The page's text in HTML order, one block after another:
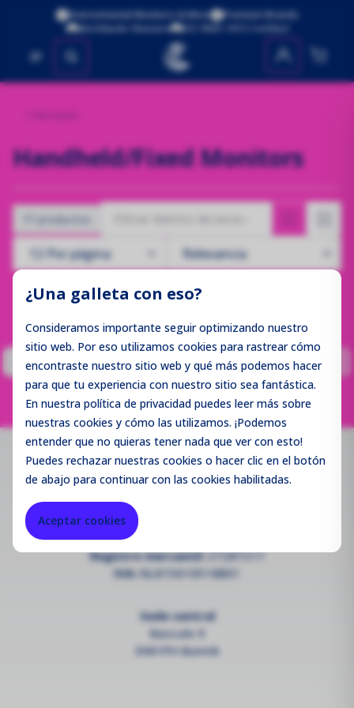
¿Una galleta con eso?
Consideramos importante seguir optimizando nuestro
sitio web. Por eso utilizamos cookies para rastrear cómo
encontraste nuestro sitio web y qué más podemos hacer
para que tu experiencia con nuestro sitio sea fantástica.
En nuestra política de privacidad puedes leer más sobre
nuestras cookies y cómo las utilizamos. ¡Podemos
entender que no quieras tener nada que ver con esto!
Puedes rechazarnuestras cookies o hacer clic en el botón
de abajo para continuar con las cookies habilitadas.
Aceptar cookies
Environmental Monitors & More
Premium Brands
Worldwide Shipping
ISO 9001:2015 Certified
No se encontraron productos
Handheld/Fixed Monitors
77 productos
Anterior
Página 1 2 ... 5 6 Estás en la
7 Siguiente
Página
Contacto
info@enviromen.com
Registro mercantil:27287217
IVA: NL815610518B01
Sede central
Bascule 9
3981PH Bunnik